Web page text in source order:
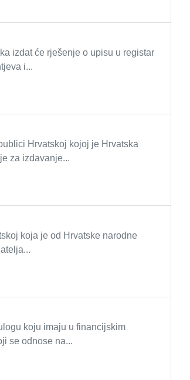
izdat će rješenje o upisu u registar
i...
Hrvatskoj kojoj je Hrvatska
za izdavanje...
koja je od Hrvatske narodne
koju imaju u financijskim
se odnose na...